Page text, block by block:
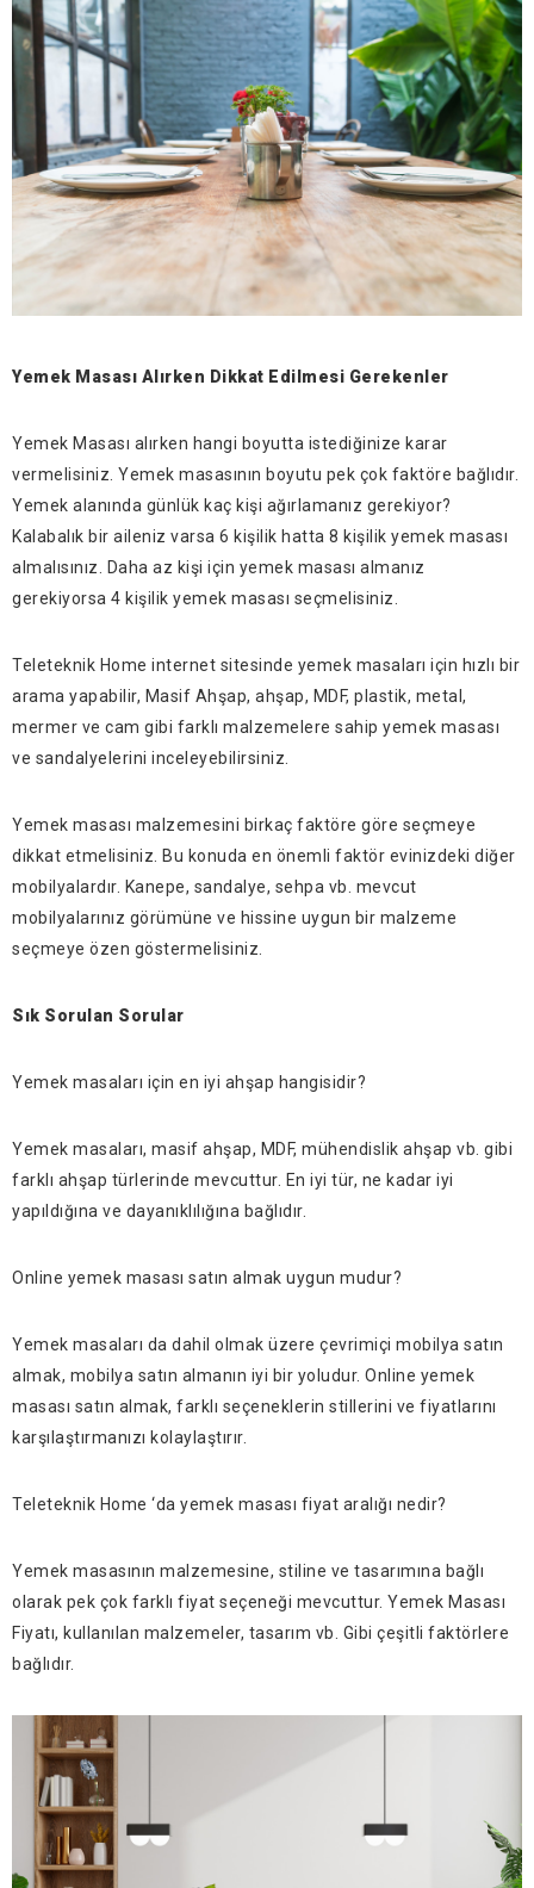
Yemek Masası Alırken Dikkat Edilmesi Gerekenler
Yemek Masası alırken hangi boyutta istediğinize karar
vermelisiniz. Yemek masasının boyutu pek çok faktöre bağlıdır.
Yemek alanında günlük kaç kişi ağırlamanız gerekiyor?
Kalabalık bir aileniz varsa 6 kişilik hatta 8 kişilik yemek masası
almalısınız. Daha az kişi için yemek masası almanız
gerekiyorsa 4 kişilik yemek masası seçmelisiniz.
Teleteknik Home internet sitesinde yemek masaları için hızlı bir
arama yapabilir, Masif Ahşap, ahşap, MDF, plastik, metal,
mermer ve cam gibi farklı malzemelere sahip yemek masası
ve sandalyelerini inceleyebilirsiniz.
Yemek masası malzemesini birkaç faktöre göre seçmeye
dikkat etmelisiniz. Bu konuda en önemli faktör evinizdeki diğer
mobilyalardır. Kanepe, sandalye, sehpa vb. mevcut
mobilyalarınız görümüne ve hissine uygun bir malzeme
seçmeye özen göstermelisiniz.
Sık Sorulan Sorular
Yemek masaları için en iyi ahşap hangisidir?
Yemek masaları, masif ahşap, MDF, mühendislik ahşap vb. gibi
farklı ahşap türlerinde mevcuttur. En iyi tür, ne kadar iyi
yapıldığına ve dayanıklılığına bağlıdır.
Online yemek masası satın almak uygun mudur?
Yemek masaları da dahil olmak üzere çevrimiçi mobilya satın
almak, mobilya satın almanın iyi bir yoludur. Online yemek
masası satın almak, farklı seçeneklerin stillerini ve fiyatlarını
karşılaştırmanızı kolaylaştırır.
Teleteknik Home ‘da yemek masası fiyat aralığı nedir?
Yemek masasının malzemesine, stiline ve tasarımına bağlı
olarak pek çok farklı fiyat seçeneği mevcuttur. Yemek Masası
Fiyatı, kullanılan malzemeler, tasarım vb. Gibi çeşitli faktörlere
bağlıdır.